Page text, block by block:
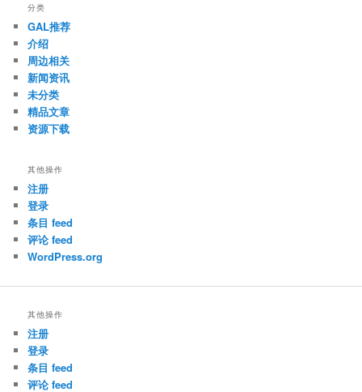
分类
GAL推荐
介绍
周边相关
新闻资讯
未分类
精品文章
资源下载
其他操作
注册
登录
条目 feed
评论 feed
WordPress.org
其他操作
注册
登录
条目 feed
评论 feed